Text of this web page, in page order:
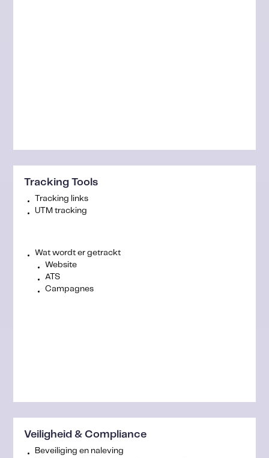
Tracking Tools
Tracking links
UTM tracking
Wat wordt er getrackt
Website
ATS
Campagnes
Veiligheid & Compliance
Beveiliging en naleving